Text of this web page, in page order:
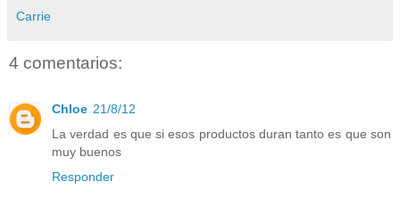
Carrie
4 comentarios:
Chloe 21/8/12
La verdad es que si esos productos duran tanto es que son
muy buenos
Responder